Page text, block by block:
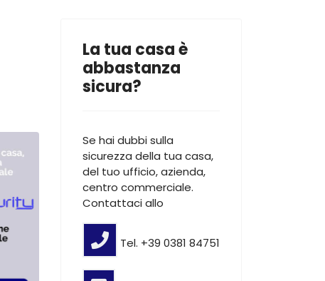
La tua casa è
abbastanza
sicura?
Se hai dubbi sulla
sicurezza della tua casa,
del tuo ufficio, azienda,
centro commerciale.
Contattaci allo
Tel. +39 0381 84751